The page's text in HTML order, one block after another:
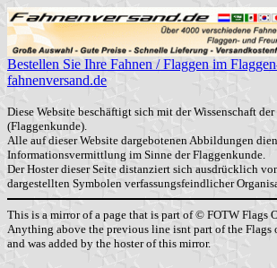
Bestellen Sie Ihre Fahnen / Flaggen im
fahnenversand.de
Diese Website beschäftigt sich mit der Wissenschaft
(Flaggenkunde).
Alle auf dieser Website dargebotenen Abbildungen
Informationsvermittlung im Sinne der Flaggenkunde.
Der Hoster dieser Seite distanziert sich ausdrücklich
dargestellten Symbolen verfassungsfeindlicher
This is a mirror of a page that is part of © FOTW Flags
Anything above the previous line isnt part of the Flags
and was added by the hoster of this mirror.